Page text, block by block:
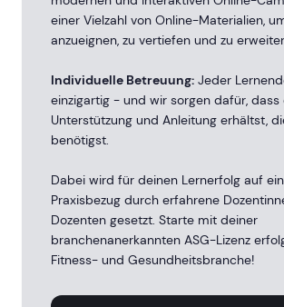
einer Vielzahl von Online-Materialien,
anzueignen, zu vertiefen und zu
Individuelle Betreuung: Jeder
einzigartig - und wir sorgen dafür, dass
Unterstützung und Anleitung erhältst,
benötigst.
Dabei wird für deinen Lernerfolg auf
Praxisbezug durch erfahrene
Dozenten gesetzt. Starte mit deiner
branchenanerkannten ASG-Lizenz
Fitness- und Gesundheitsbranche!